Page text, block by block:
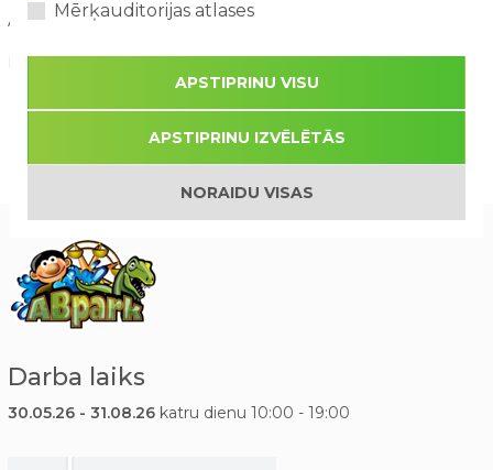
April / 2026
March / 2026
Darba laiks
30.05.26 - 31.08.26 katru dienu 10:00 - 19:00
Mērķauditorijas atlases
APSTIPRINU VISU
APSTIPRINU IZVĒLĒTĀS
NORAIDU VISAS